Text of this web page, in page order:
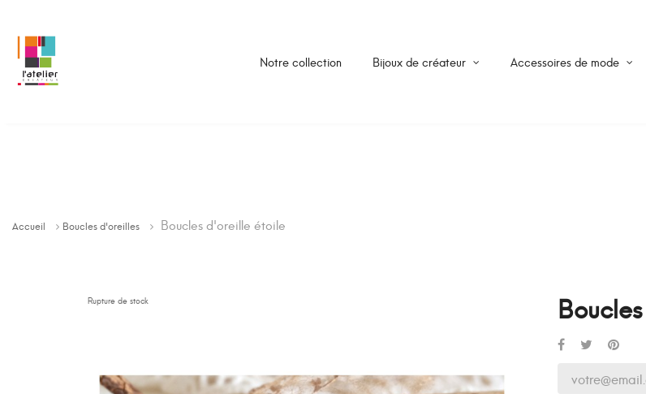
Notre collection Bijoux de créateur Accessoires de mode
Accueil Boucles d'oreilles Boucles d'oreille étoile
Rupture de stock